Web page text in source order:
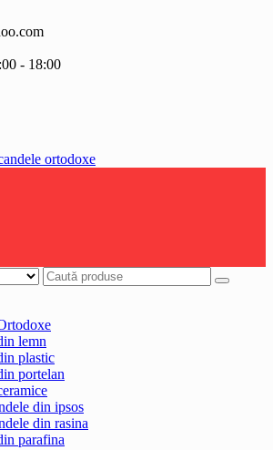
- 18:00
lemn
plastic
portelan
din ipsos
din rasina
parafina